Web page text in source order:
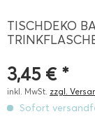
TISCHDEKO
3,45 € *
inkl. MwSt. zzgl.
Sofort